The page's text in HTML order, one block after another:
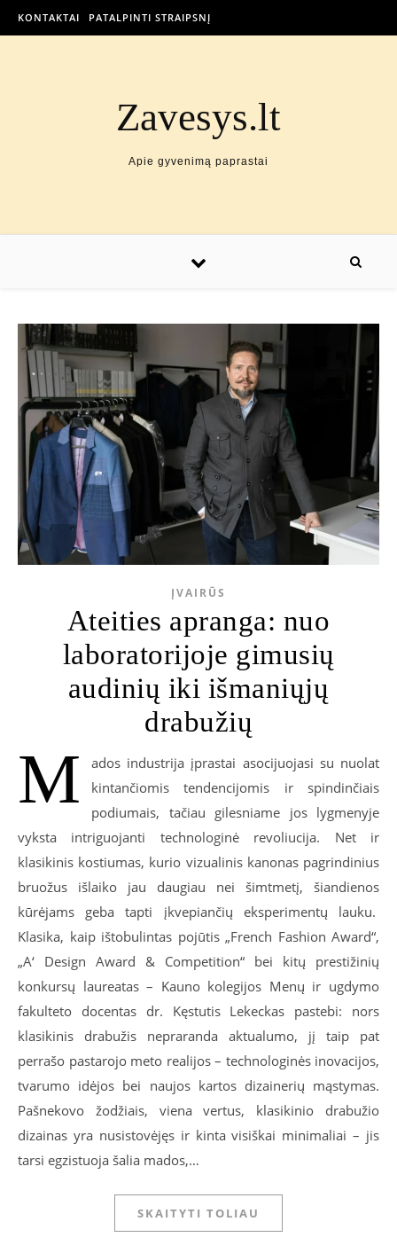
KONTAKTAI PATALPINTI STRAIPSNĮ
Zavesys.lt
Apie gyvenimą paprastai
ĮVAIRŪS
Ateities apranga: nuo
laboratorijoje gimusių
audinių iki išmaniųjų
drabužių
M
ados industrija įprastai asocijuojasi su nuolat
kintančiomis tendencijomis ir spindinčiais
podiumais, tačiau gilesniame jos lygmenyje
vyksta intriguojanti technologinė revoliucija. Net ir
klasikinis kostiumas, kurio vizualinis kanonas pagrindinius
bruožus išlaiko jau daugiau nei šimtmetį, šiandienos
kūrėjams geba tapti įkvepiančių eksperimentų lauku.
Klasika, kaip ištobulintas pojūtis „French Fashion Award“,
„A‘ Design Award & Competition“ bei kitų prestižinių
konkursų laureatas – Kauno kolegijos Menų ir ugdymo
fakulteto docentas dr. Kęstutis Lekeckas pastebi: nors
klasikinis drabužis nepraranda aktualumo, jį taip pat
perrašo pastarojo meto realijos – technologinės inovacijos,
tvarumo idėjos bei naujos kartos dizainerių mąstymas.
Pašnekovo žodžiais, viena vertus, klasikinio drabužio
dizainas yra nusistovėjęs ir kinta visiškai minimaliai – jis
tarsi egzistuoja šalia mados,…
SKAITYTI TOLIAU